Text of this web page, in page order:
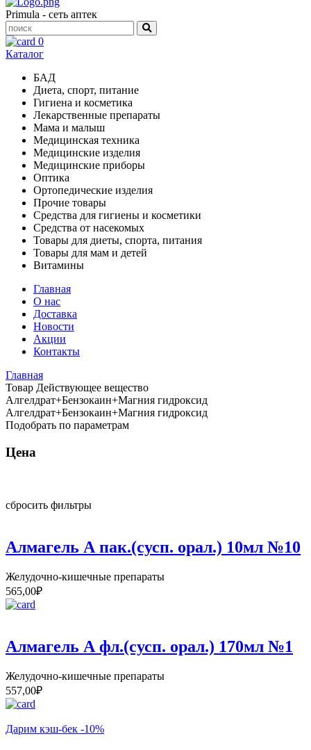
Primula - сеть аптек
0
Каталог
БАД
Диета, спорт, питание
Гигиена и косметика
Лекарственные препараты
Мама и малыш
Медицинская техника
Медицинские изделия
Медицинские приборы
Оптика
Ортопедические изделия
Прочие товары
Средства для гигиены и косметики
Средства от насекомых
Товары для диеты, спорта, питания
Товары для мам и детей
Витамины
Главная
О нас
Доставка
Новости
Акции
Контакты
Главная
Товар Действующее вещество
Алгелдрат+Бензокаин+Магния гидроксид
Алгелдрат+Бензокаин+Магния гидроксид
Подобрать по параметрам
Цена
сбросить фильтры
Алмагель А пак.(сусп. орал.) 10мл №10
Желудочно-кишечные препараты
565,00₽
Алмагель А фл.(сусп. орал.) 170мл №1
Желудочно-кишечные препараты
557,00₽
Дарим кэш-бек -10%